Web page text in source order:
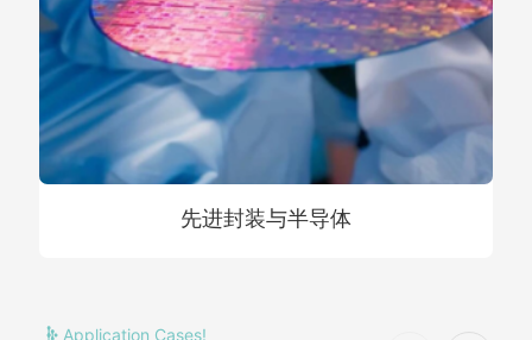
先进封装与半导体
Application Cases!